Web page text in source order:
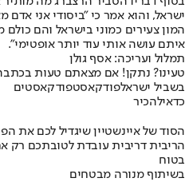
ישראל, והוא אמר כי "ביסודי אני אדם
המון צעירים כמוני בישראל והם כולם
איתם עושה אותי עוד יותר אופטימי".
תמלול ועריכה: אסף גולן
טעינו? נתקן! אם מצאתם טעות
בשביל ישראלפודקאסטפודקאסטים
כדאילהכיר
הסוד של איינשטיין שיגדיל לכם את
הריבית דריבית עובדת לטובתכם רק
בטוח
בשיתוף מנורה מבטחים